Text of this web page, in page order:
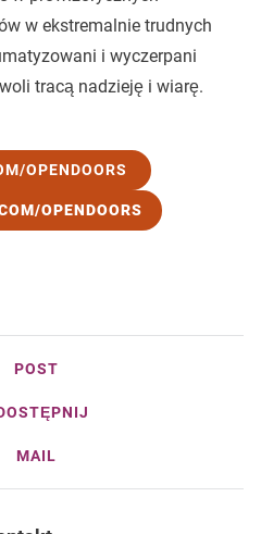
w ekstremalnie trudnych
i wyczerpani
tracą nadzieję i wiarę.
OPENDOORS
OPENDOORS
POST
MAIL